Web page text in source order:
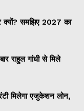
क्यों? समझिए 2027 का
राहुल गांधी से मिले
मिलेगा एजुकेशन लोन,